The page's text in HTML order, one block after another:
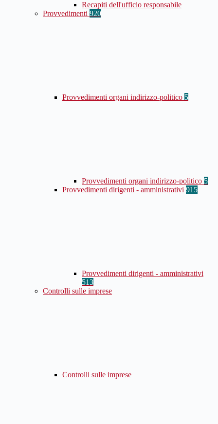
Recapiti dell'ufficio responsabile
Provvedimenti 920
Provvedimenti organi indirizzo-politico 5
Provvedimenti organi indirizzo-politico 5
Provvedimenti dirigenti - amministrativi 915
Provvedimenti dirigenti - amministrativi
513
Controlli sulle imprese
Controlli sulle imprese